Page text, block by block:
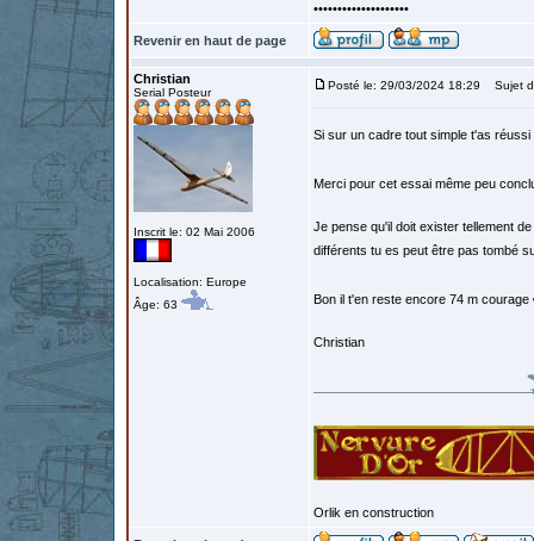
••••••••••••••••••••
Revenir en haut de page
Christian
Serial Posteur
Inscrit le: 02 Mai 2006
Localisation: Europe
Âge: 63
Posté le: 29/03/2024 18:29 Sujet
Si sur un cadre tout simple t'as
Merci pour cet essai même peu
Je pense qu'il doit exister tellement
différents tu es peut être pas tombé
Bon il t'en reste encore 74 m courage
Christian
Orlik en construction